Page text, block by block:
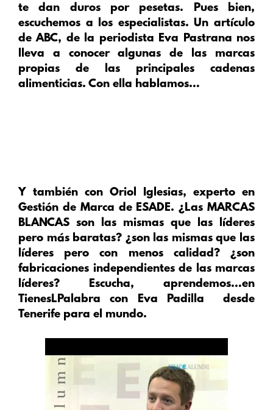
te dan duros por pesetas. Pues bien,
escuchemos a los especialistas. Un artículo
de ABC, de la periodista Eva Pastrana nos
lleva a conocer algunas de las marcas
propias de las principales cadenas
alimenticias. Con ella hablamos…
Y también con Oriol Iglesias, experto en
Gestión de Marca de ESADE. ¿Las MARCAS
BLANCAS son las mismas que las líderes
pero más baratas? ¿son las mismas que las
líderes pero con menos calidad? ¿son
fabricaciones independientes de las marcas
líderes? Escucha, aprendemos…en
TienesLPalabra con Eva Padilla desde
Tenerife para el mundo.